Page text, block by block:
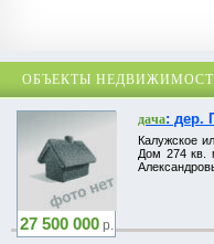
ОБЪЕКТЫ
27 500 000р.
дача: дер.
Калужское
Дом 274 кв.